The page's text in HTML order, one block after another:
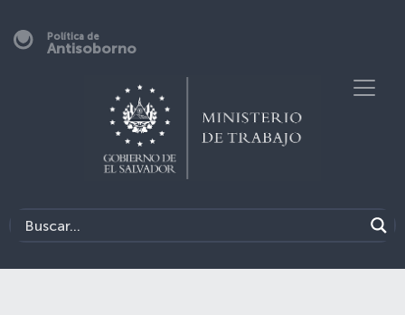
Política de
Antisoborno